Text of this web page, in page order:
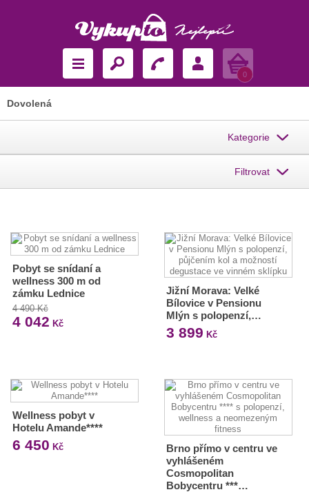
Košík
0
Dovolená
Kategorie
Filtrovat
Pobyt se snídaní a
wellness 300 m od
zámku Lednice
4 490 Kč
4 042 Kč
Jižní Morava: Velké
Bílovice v Pensionu
Mlýn s polopenzí,…
3 899 Kč
Wellness pobyt v
Hotelu Amande****
6 450 Kč
Brno přímo v centru ve
vyhlášeném
Cosmopolitan
Bobycentru ***…